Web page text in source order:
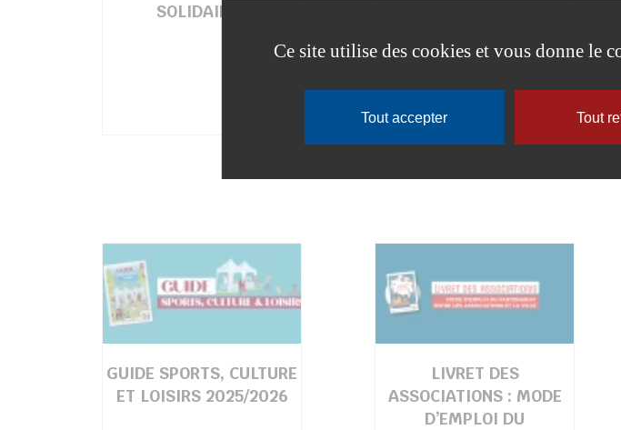
SOLIDAIRES
GUIDE SPORTS, CULTURE
ET LOISIRS 2025/2026
LIVRET DES
ASSOCIATIONS : MODE
D’EMPLOI DU
Ce site utilise des cookies et vous donne le
Tout accepter Tout